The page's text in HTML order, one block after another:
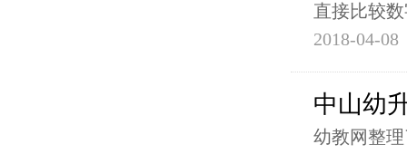
直接比较
2018-04-08
中山幼
幼教网整